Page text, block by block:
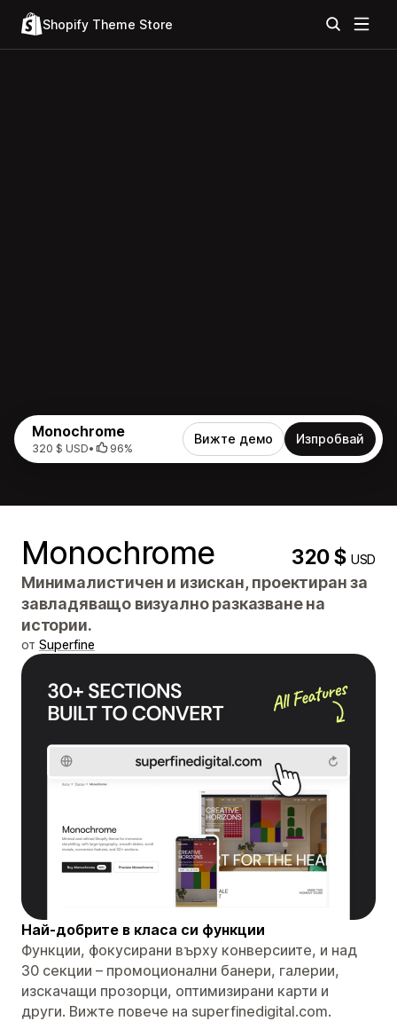
Shopify Theme Store
Monochrome
320 $ USD• 96%
Вижте демо Изпробвай
Monochrome 320 $USD
Минималистичен и изискан, проектиран за
завладяващо визуално разказване на
истории.
от Superfine
Най-добрите в класа си функции
Функции, фокусирани върху конверсиите, и над
30 секции – промоционални банери, галерии,
изскачащи прозорци, оптимизирани карти и
други. Вижте повече на superfinedigital.com.